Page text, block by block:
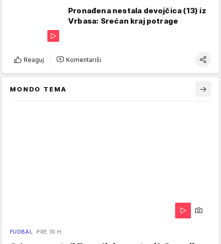
Pronađena nestala devojčica (13) iz
Vrbasa: Srećan kraj potrage
Reaguj Komentariši
MONDO TEMA
FUDBAL PRE 15 H